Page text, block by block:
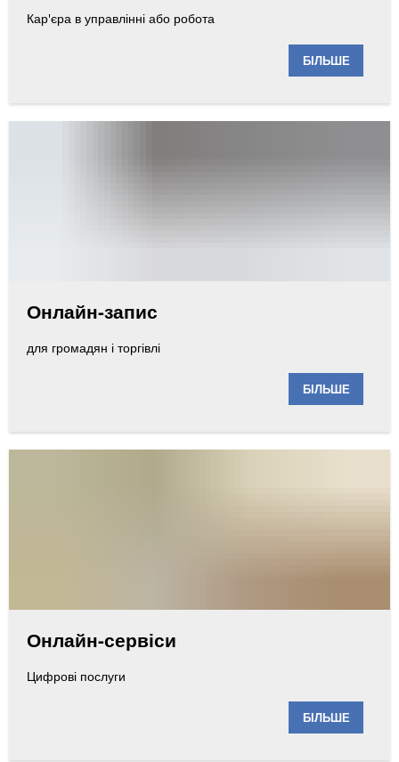
Кар'єра в управлінні або робота
БІЛЬШЕ
Онлайн-запис
для громадян і торгівлі
БІЛЬШЕ
Онлайн-сервіси
Цифрові послуги
БІЛЬШЕ